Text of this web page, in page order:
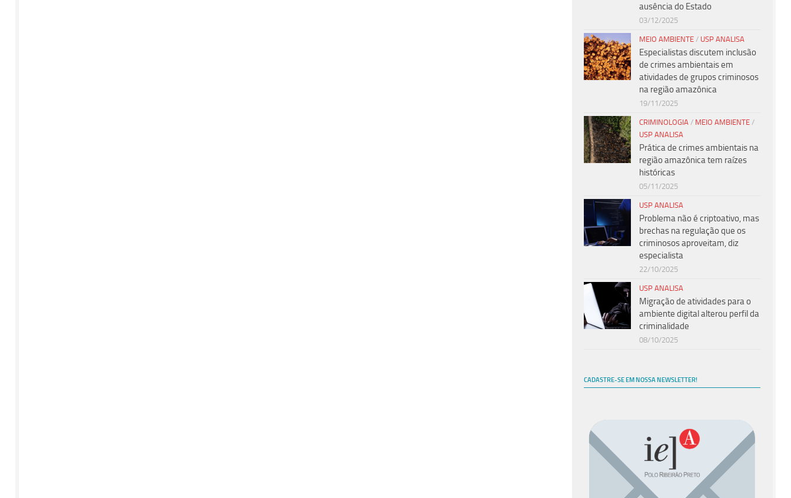
ausência do Estado
03/12/2025
MEIO AMBIENTE / USP ANALISA
Especialistas discutem inclusão
de crimes ambientais em
atividades de grupos criminosos
na região amazônica
19/11/2025
CRIMINOLOGIA / MEIO AMBIENTE /
USP ANALISA
Prática de crimes ambientais na
região amazônica tem raízes
históricas
05/11/2025
USP ANALISA
Problema não é criptoativo, mas
brechas na regulação que os
criminosos aproveitam, diz
especialista
22/10/2025
USP ANALISA
Migração de atividades para o
ambiente digital alterou perfil da
criminalidade
08/10/2025
CADASTRE-SE EM NOSSA NEWSLETTER!